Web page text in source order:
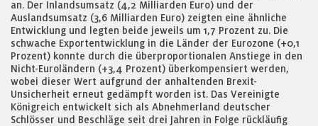
an. Der Inlandsumsatz (4,2 Milliarden Euro) und der
Auslandsumsatz (3,6 Milliarden Euro) zeigten eine ähnliche
Entwicklung und legten beide jeweils um 1,7 Prozent zu. Die
schwache Exportentwicklung in die Länder der Eurozone (+0,1
Prozent) konnte durch die überproportionalen Anstiege in den
Nicht-Euroländern (+3,4 Prozent) überkompensiert werden,
wobei dieser Wert aufgrund der anhaltenden Brexit-
Unsicherheit erneut gedämpft worden ist. Das Vereinigte
Königreich entwickelt sich als Abnehmerland deutscher
Schlösser und Beschläge seit drei Jahren in Folge rückläufig